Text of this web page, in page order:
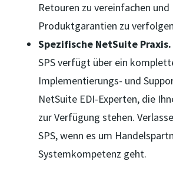
Retouren zu vereinfachen und
Produktgarantien zu
Spezifische NetSuite Praxis.
SPS verfügt über ein
Implementierungs- und
NetSuite EDI-Experten, die
zur Verfügung stehen.
SPS, wenn es um
Systemkompetenz geht.